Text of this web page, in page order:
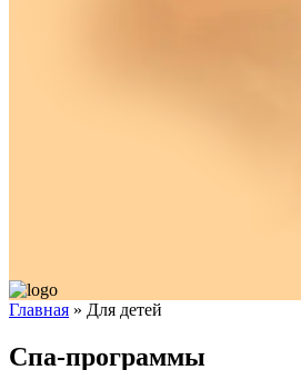
Главная » Для детей
Спа-программы